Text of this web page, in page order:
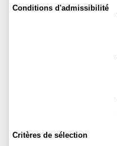
Conditions d'admissibilité
Critères de sélection